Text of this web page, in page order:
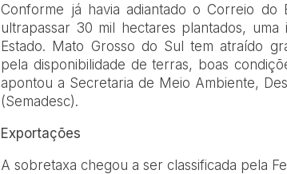
Conforme já havia adiantado o Correio
ultrapassar 30 mil hectares plantados,
Estado. Mato Grosso do Sul tem atraído
pela disponibilidade de terras, boas
apontou a Secretaria de Meio Ambiente,
(Semadesc).
Exportações
A sobretaxa chegou a ser classificada pela